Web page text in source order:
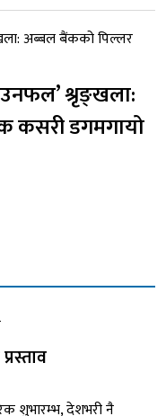
श्रृङ्खला:
कसरी डगमगायो